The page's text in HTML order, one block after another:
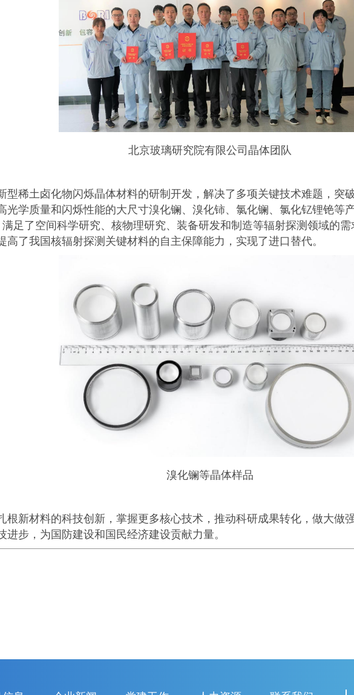
北京玻璃研究院有限公司晶体团队
型稀土卤化物闪烁晶体材料的研制开发，解决了多项关键技术难题，突
光学质量和闪烁性能的大尺寸溴化镧、溴化铈、氯化镧、氯化钇锂铯等
足了空间科学研究、核物理研究、装备研发和制造等辐射探测领域的
高了我国核辐射探测关键材料的自主保障能力，实现了进口替代。
溴化镧等晶体样品
根新材料的科技创新，掌握更多核心技术，推动科研成果转化，做大做
进步，为国防建设和国民经济建设贡献力量。